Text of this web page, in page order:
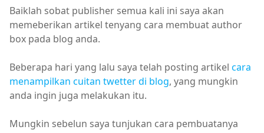
Baiklah sobat publisher semua kali ini saya akan
memeberikan artikel tenyang cara membuat author
box pada blog anda.
Beberapa hari yang lalu saya telah posting artikel cara
menampilkan cuitan twetter di blog, yang mungkin
anda ingin juga melakukan itu.
Mungkin sebelun saya tunjukan cara pembuatanya